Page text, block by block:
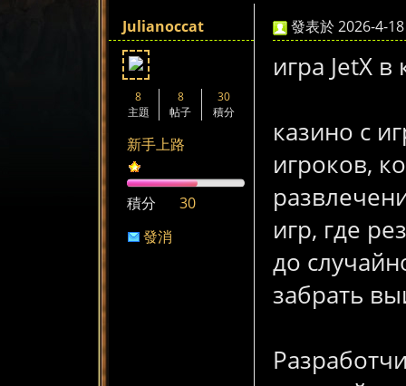
氣
Julianoccat
8
主題
8
帖子
30
積分
新手上路
積分
30
發消
發表於 2026-4-
игра JetX
казино с
игроков,
игр, где
до
забрать